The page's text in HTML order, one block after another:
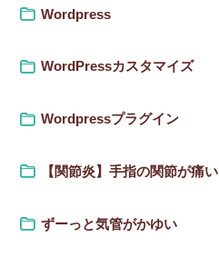
Wordpress
WordPressカスタマイズ
Wordpressプラグイン
【関節炎】手指の関節が痛い
ずーっと気管がかゆい